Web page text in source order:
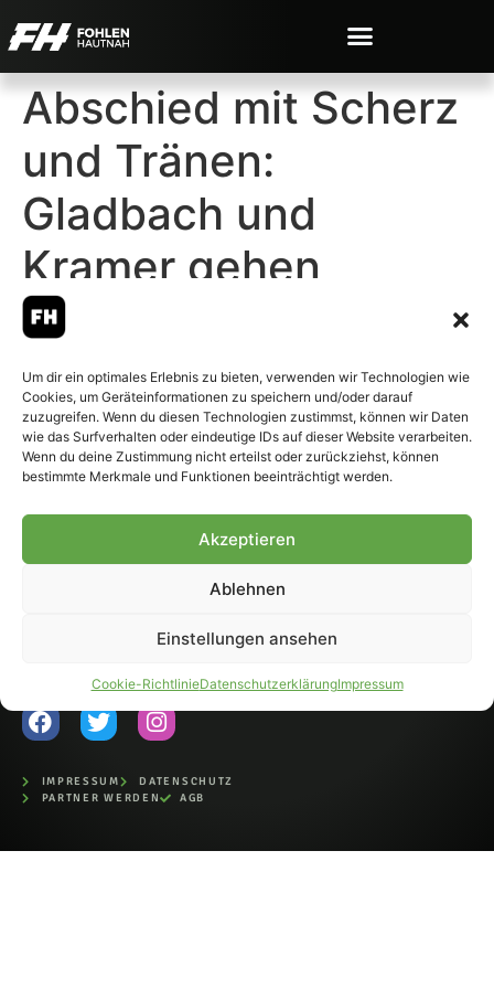
Um dir ein optimales Erlebnis zu bieten, verwenden wir Technologien wie
Cookies, um Geräteinformationen zu speichern und/oder darauf
zuzugreifen. Wenn du diesen Technologien zustimmst, können wir Daten
wie das Surfverhalten oder eindeutige IDs auf dieser Website verarbeiten.
Wenn du deine Zustimmung nicht erteilst oder zurückziehst, können
bestimmte Merkmale und Funktionen beeinträchtigt werden.
Akzeptieren
Ablehnen
Einstellungen ansehen
Cookie-RichtlinieDatenschutzerklärungImpressum
Abschied mit Scherz
und Tränen:
Gladbach und
Kramer gehen
getrennte Wege
© 2007-2026 Fohlen-Hautnah.de
– Alle rechte vorbehalten.
Fohlen-Hautnah.de ist ein
offiziell eingetragenes Magazin
bei der Deutschen
Nationalbibliothek (ISSN 1868-
auszugsweise, nur mit
IMPRESSUM
DATENSCHUTZ
PARTNER WERDEN
AGB